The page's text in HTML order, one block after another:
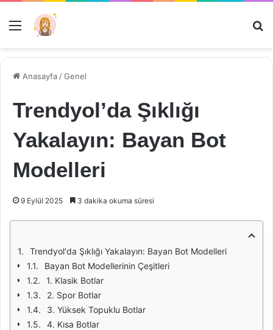
Menü
Anasayfa /Genel
Trendyol’da Şıklığı
Yakalayın: Bayan Bot
Modelleri
9 Eylül 2025 3 dakika okuma süresi
Trendyol'da Şıklığı Yakalayın: Bayan Bot Modelleri
Bayan Bot Modellerinin Çeşitleri
1. Klasik Botlar
2. Spor Botlar
3. Yüksek Topuklu Botlar
4. Kısa Botlar